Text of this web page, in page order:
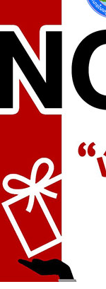
สำนักงานคณะ
สำนักงานคณ
ทุจริตในภาครั
องค์ความรู้ที่
ขององค์กร
องค์ความรู้จา